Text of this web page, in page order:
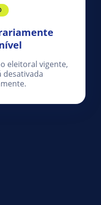
eleitoral vigente,
desativada